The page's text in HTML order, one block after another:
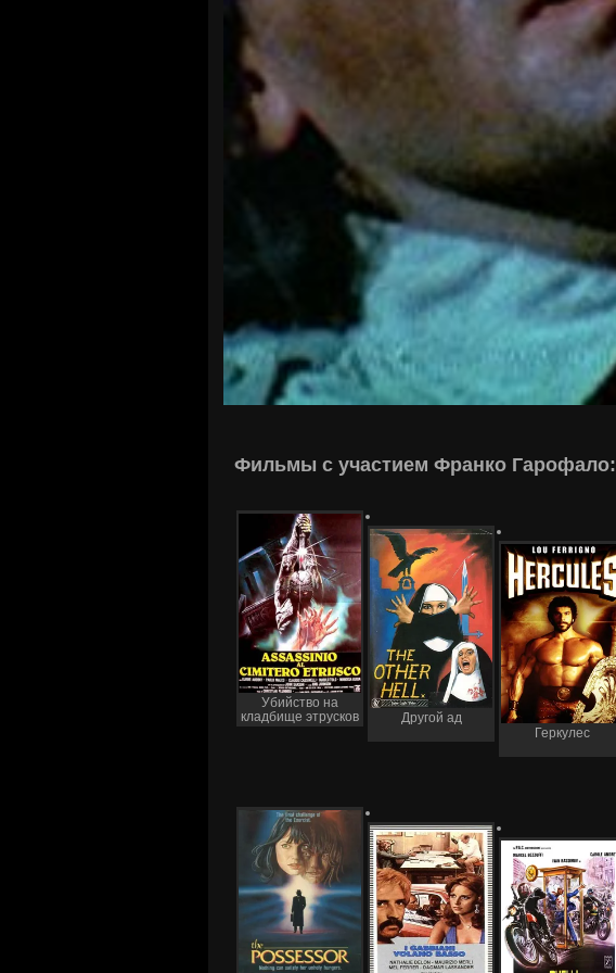
Фильмы с участием Франко Гарофало:
Убийство на
кладбище этрусков
Другой ад
Геркулес